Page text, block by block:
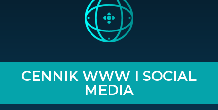
CENNIK WWW I SOCIAL
MEDIA